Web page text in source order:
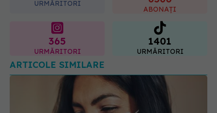
URMĂRITORI
ABONAȚI
365
URMĂRITORI
1401
URMĂRITORI
ARTICOLE SIMILARE